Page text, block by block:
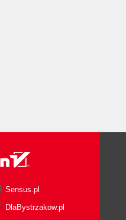
Sensus.pl
DlaBystrzakow.pl